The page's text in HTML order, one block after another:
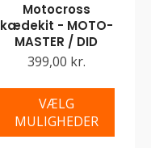
Motocross
kædekit - MOTO-
MASTER / DID
399,00 kr.
VÆLG
MULIGHEDER